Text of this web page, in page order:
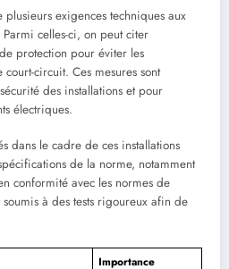
plusieurs exigences techniques aux
celles-ci, on peut citer
protection pour éviter les
circuit. Ces mesures sont
des installations et pour
électriques.
dans le cadre de ces installations
de la norme, notamment
conformité avec les normes de
à des tests rigoureux afin de
Importance